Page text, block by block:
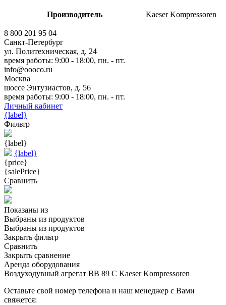
Производитель Kaeser Kompressoren
8 800 201 95 04
Санкт-Петербург
ул. Политехническая, д. 24
время работы: 9:00 - 18:00, пн. - пт.
info@oooco.ru
Москва
шоссе Энтузиастов, д. 56
время работы: 9:00 - 18:00, пн. - пт.
Личный кабинет
{label}
Фильтр
{label}
{label}
{price}
{salePrice}
Сравнить
Показаны из
Выбраны из продуктов
Выбраны из продуктов
Закрыть фильтр
Сравнить
Закрыть сравнение
Аренда оборудования
Воздуходувный агрегат BB 89 C Kaeser Kompressoren
Оставьте свой номер телефона и наш менеджер с Вами
свяжется: